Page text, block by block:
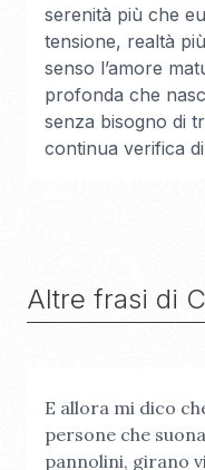
serenità più che
tensione, realtà
senso l’amore
profonda che
senza bisogno di
continua verifica
Altre frasi di
E allora mi dico
persone che
pannolini, girano